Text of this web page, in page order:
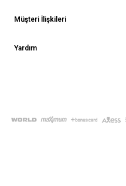
Müşteri İlişkileri
Yardım